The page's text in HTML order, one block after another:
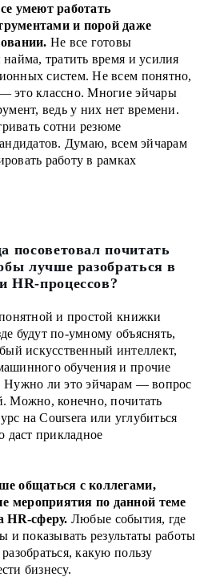
умеют работать
и порой даже
Не все готовы
тратить время и усилия
систем. Не всем понятно,
это классно. Многие эйчары
ведь у них нет времени.
сотни резюме
Думаю, всем эйчарам
работу в рамках
почитать
лучше разобраться в
HR-процессов?
и простой книжки
будут по-умному объяснять,
искусственный интеллект,
обучения и прочие
Нужно ли это эйчарам — вопрос
Можно, конечно, почитать
на Coursera или углубиться
даст прикладное
общаться с коллегами,
мероприятия по данной теме
HR-сферу. Любые события, где
и показывать результаты работы
какую пользу
бизнесу.